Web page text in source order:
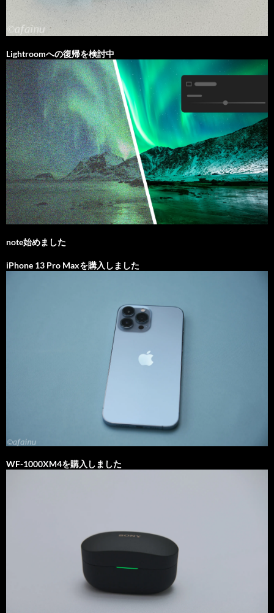
Lightroomへの復帰を検討中
note始めました
iPhone 13 Pro Maxを購入しました
WF-1000XM4を購入しました